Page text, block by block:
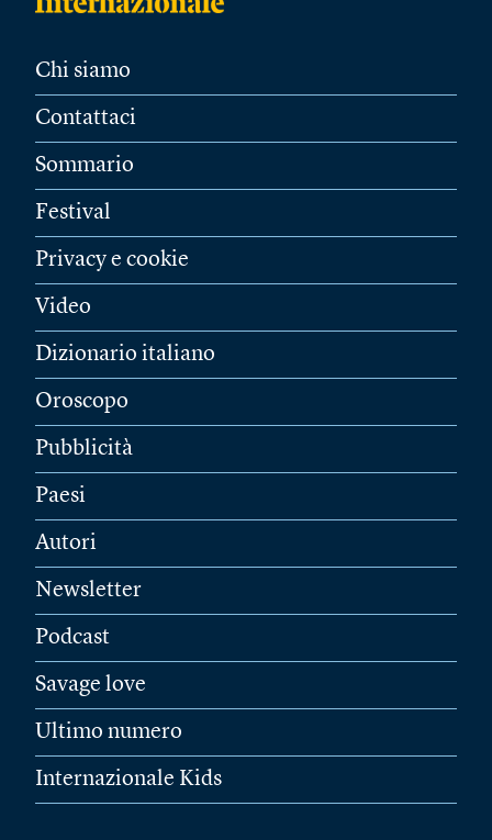
Chi siamo
Contattaci
Sommario
Festival
Privacy e cookie
Video
Dizionario italiano
Oroscopo
Pubblicità
Paesi
Autori
Newsletter
Podcast
Savage love
Ultimo numero
Internazionale Kids